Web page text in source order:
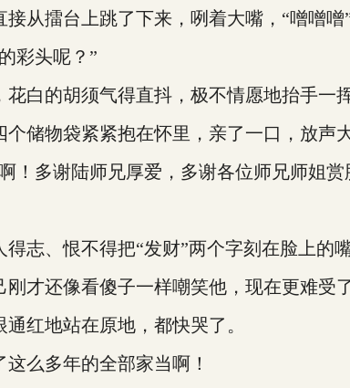
擂台上跳了下来，咧着大嘴，“噌噌噌”
彩头呢？”
的胡须气得直抖，极不情愿地抬手一挥
物袋紧紧抱在怀里，亲了一口，放声大
多谢陆师兄厚爱，多谢各位师兄师姐赏
、恨不得把“发财”两个字刻在脸上的
还像看傻子一样嘲笑他，现在更难受了
地站在原地，都快哭了。
么多年的全部家当啊！